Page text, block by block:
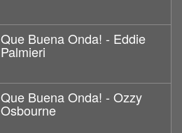
Que Buena Onda! - Eddie
Palmieri
Que Buena Onda! - Ozzy
Osbourne